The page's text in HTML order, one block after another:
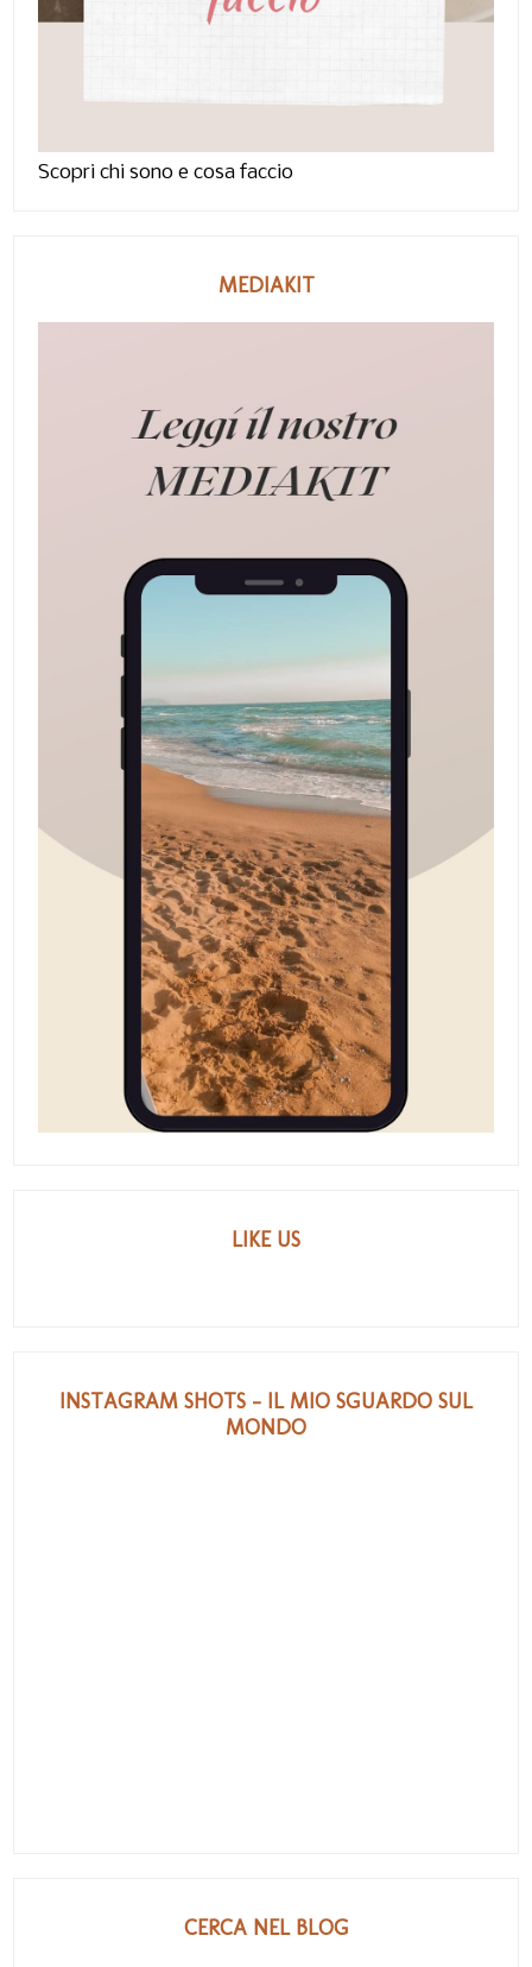
Scopri chi sono e cosa faccio
MEDIAKIT
LIKE US
INSTAGRAM SHOTS - IL MIO SGUARDO SUL
MONDO
CERCA NEL BLOG